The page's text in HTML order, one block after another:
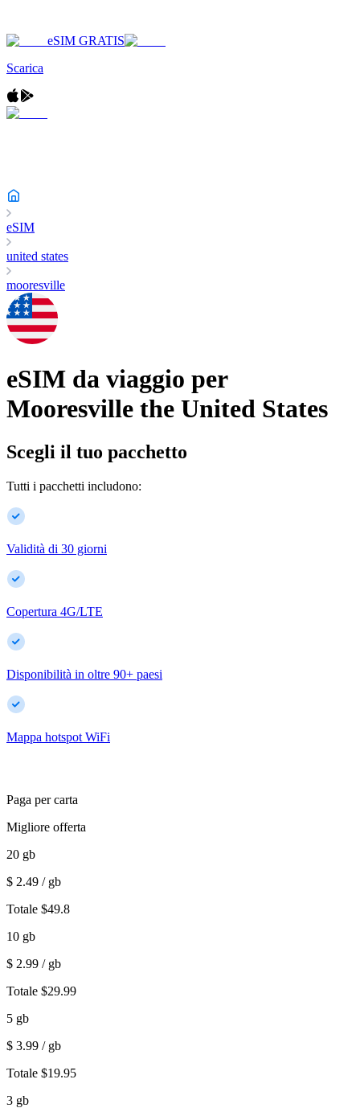
eSIM GRATIS
Scarica
eSIM
united states
mooresville
eSIM da viaggio per
Mooresville the United States
Scegli il tuo pacchetto
Tutti i pacchetti includono:
Validità di 30 giorni
Copertura 4G/LTE
Disponibilità in oltre 90+ paesi
Mappa hotspot WiFi
Paga per carta
Migliore offerta
20 gb
$ 2.49 / gb
Totale $49.8
10 gb
$ 2.99 / gb
Totale $29.99
5 gb
$ 3.99 / gb
Totale $19.95
3 gb